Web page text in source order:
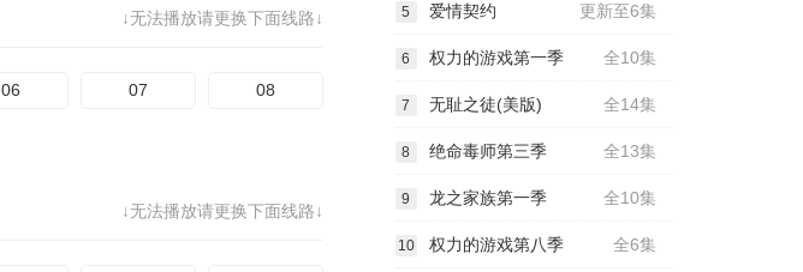
↓无法播放请更换下面线路↓
06 07 08
↓无法播放请更换下面线路↓
更新至6集
5 爱情契约
全10集
6 权力的游戏第一季
全14集
7 无耻之徒(美版)
全13集
8 绝命毒师第三季
全10集
9 龙之家族第一季
全6集
10 权力的游戏第八季